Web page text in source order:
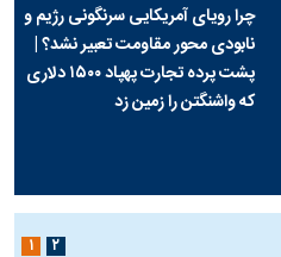
چرا رویای آمریکایی سرنگونی رژیم و
نابودی محور مقاومت تعبیر نشد؟ |
پشت پرده تجارت پهپاد‌ ۱۵۰۰ دلاری
که واشنگتن را زمین زد
۱ ۲